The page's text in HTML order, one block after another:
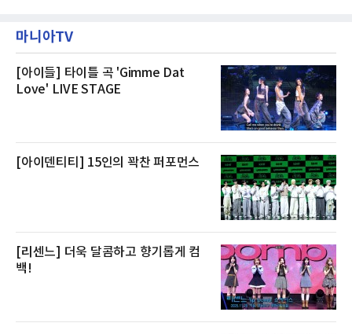
스 센터 사우나 2인 이용 혜택이 포함된다.특히
클럽 앰배서더 라운지
우 등이 포함됐다. 쿠팡은 올해 큰 크기의 전복
생산량이 늘어난 점을 반영해 주요 산지 상품을
전복은 산지에서 채취한 뒤 전국으로 직송되는
방식으로 운영된다. 신선도가 중요한 상품인 만
큼 이르면 다음 날 오전 배송이 가능하도록 물류
마니아TV
[아이들] 타이틀 곡 'Gimme Dat
Love' LIVE STAGE
[아이덴티티] 15인의 꽉찬 퍼포먼스
[리센느] 더욱 달콤하고 향기롭게 컴
백!